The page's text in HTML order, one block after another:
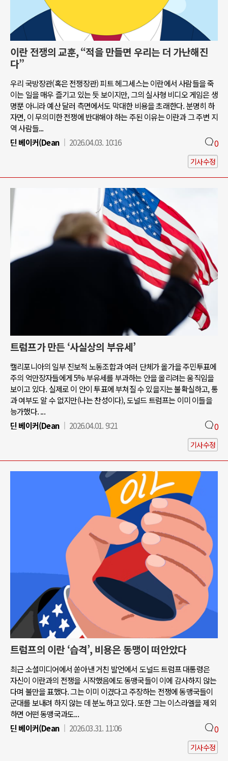
이란 전쟁의 교훈, “적을 만들면 우리는 더 가난해진
다”
우리 국방장관(혹은 전쟁장관) 피트 헤그세스는 이란에서 사람들을 죽
이는 일을 매우 즐기고 있는 듯 보이지만, 그의 실사형 비디오 게임은 생
명뿐 아니라 예산 달러 측면에서도 막대한 비용을 초래한다. 분명히 하
자면, 이 무의미한 전쟁에 반대해야 하는 주된 이유는 이란과 그 주변 지
역 사람들...
딘 베이커(Dean
2026.04.03. 10:16 0
기사수정
트럼프가 만든 ‘사실상의 부유세’
캘리포니아의 일부 진보적 노동조합과 여러 단체가 올가을 주민투표에
주의 억만장자들에게 5% 부유세를 부과하는 안을 올리려는 움직임을
보이고 있다. 실제로 이 안이 투표에 부쳐질 수 있을지는 불확실하고, 통
과 여부도 알 수 없지만(나는 찬성이다), 도널드 트럼프는 이미 이들을
능가했다. ...
딘 베이커(Dean
2026.04.01. 9:21 0
기사수정
트럼프의 이란 ‘습격’, 비용은 동맹이 떠안았다
최근 소셜미디어에서 쏟아낸 거친 발언에서 도널드 트럼프 대통령은
자신이 이란과의 전쟁을 시작했음에도 동맹국들이 이에 감사하지 않는
다며 불만을 표했다. 그는 이미 이겼다고 주장하는 전쟁에 동맹국들이
군대를 보내려 하지 않는 데 분노하고 있다. 또한 그는 이스라엘을 제외
하면 어떤 동맹국과도...
딘 베이커(Dean
2026.03.31. 11:06 0
기사수정